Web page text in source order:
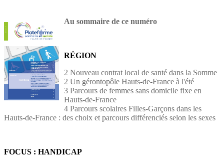
Au sommaire de ce numéro
RÉGION
2 Nouveau contrat local de santé dans la Somme
2 Un gérontopôle Hauts-de-France à l'été
3 Parcours de femmes sans domicile fixe en
Hauts-de-France
4 Parcours scolaires Filles-Garçons dans les
Hauts-de-France : des choix et parcours différenciés selon les sexes
FOCUS : HANDICAP